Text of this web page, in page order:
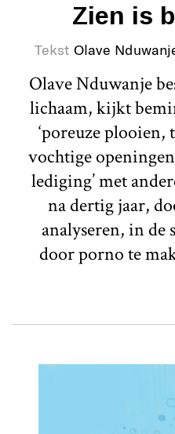
Zien is
Tekst Olave
Olave Nduwanje
lichaam, kijkt
‘poreuze
vochtige
lediging’ met
na dertig jaar,
analyseren, in de
door porno te